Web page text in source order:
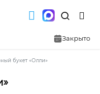
Закрыто
букет «Олли»